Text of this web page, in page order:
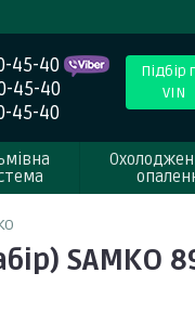
45-40
45-40
45-40
Підбір
VIN
SAMKO